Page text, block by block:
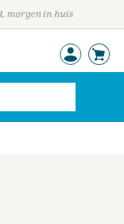
morgen in huis